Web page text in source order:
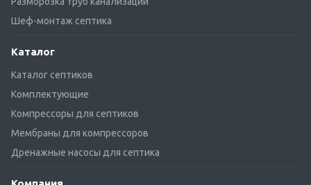
Шеф-монтаж септика
Каталог
Каталог септиков
Комплектующие
Компрессоры для септиков
Мембраны для компрессоров
Дренажные насосы для септика